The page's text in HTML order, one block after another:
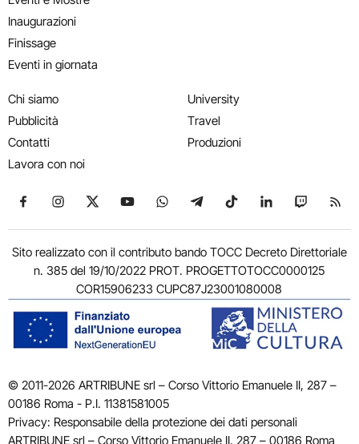
Inaugurazioni
Finissage
Eventi in giornata
Chi siamo
Pubblicità
Contatti
Lavora con noi
University
Travel
Produzioni
Seguici su Facebook
Seguici su Instagram
Seguici su X
Seguici su YouTube
Seguici su WhatsApp
Seguici su Telegram
Seguici su TikTok
Seguici su
Seguici
Sito realizzato con il contributo bando TOCC Decreto Direttoriale
n. 385 del 19/10/2022 PROT. PROGETTOTOCC0000125
COR15906233 CUPC87J23001080008
© 2011-2026 ARTRIBUNE srl – Corso Vittorio Emanuele II, 287 –
00186 Roma - P.I. 11381581005
Privacy: Responsabile della protezione dei dati personali
ARTRIBUNE srl – Corso Vittorio Emanuele II, 287 – 00186 Roma